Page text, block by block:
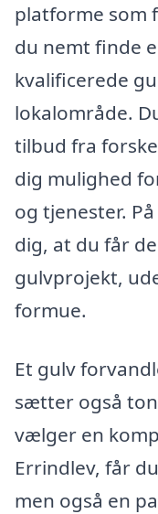
platforme som
du nemt finde
kvalificerede
lokalområde.
tilbud fra
dig mulighed
og tjenester.
dig, at du får
gulvprojekt,
formue.
Et gulv
sætter også
vælger en
Errindlev, får
men også en